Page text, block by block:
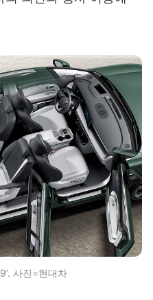
사진=현대차